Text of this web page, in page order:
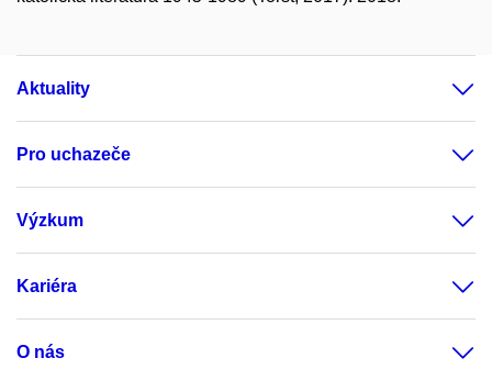
Aktuality
Pro uchazeče
Výzkum
Kariéra
O nás